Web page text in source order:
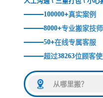
100000+真实案例
8000+专业搬家技师
50+在线专属客服
超过38263位顾客